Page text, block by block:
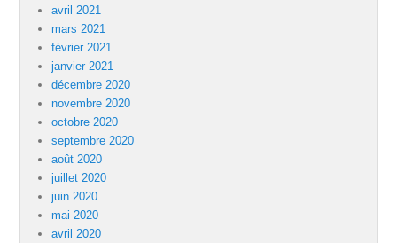
avril 2021
mars 2021
février 2021
janvier 2021
décembre 2020
novembre 2020
octobre 2020
septembre 2020
août 2020
juillet 2020
juin 2020
mai 2020
avril 2020